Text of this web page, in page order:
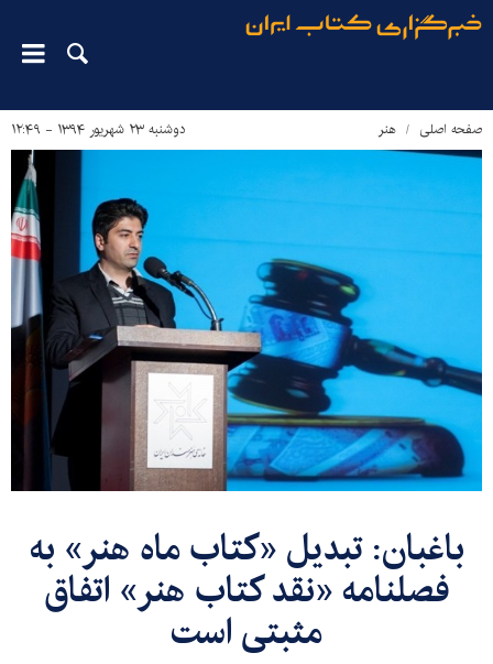
صفحه اصلی هنر دوشنبه ۲۳ شهریور ۱۳۹۴ - ۱۲:۴۹
باغبان: تبدیل «کتاب ماه هنر» به
فصلنامه «نقد کتاب هنر» اتفاق
مثبتی است